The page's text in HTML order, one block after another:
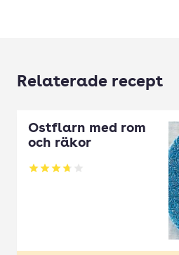
Relaterade recept
Ostflarn med rom
och räkor
Betyg: 3.71 av 5